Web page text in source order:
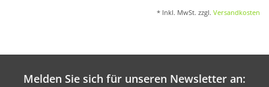
* Inkl. MwSt. zzgl. Versandkosten
Melden Sie sich für unseren Newsletter an: